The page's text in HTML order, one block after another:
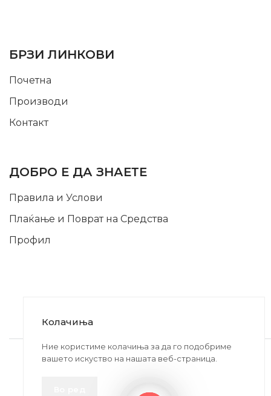
БРЗИ ЛИНКОВИ
Почетна
Производи
Контакт
ДОБРО Е ДА ЗНАЕТЕ
Правила и Услови
Плаќање и Поврат на Средства
Профил
2020-2024 © MB DISKONT. Изработено од
БРАМИТ ДООЕЛ
Колачиња
Ние користиме колачиња за да го подобриме
вашето искуство на нашата веб-страница.